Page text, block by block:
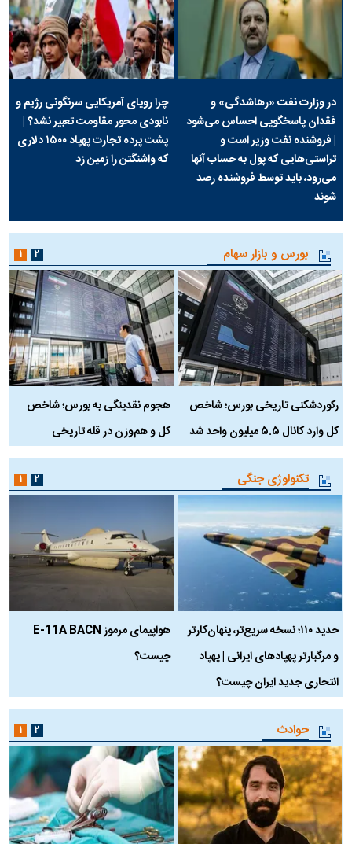
در وزارت نفت «رهاشدگی» و
فقدان پاسخگویی احساس می‌شود
| فروشنده نفت وزیر است و
تراستی‌هایی که پول به حساب آنها
می‌رود، باید توسط فروشنده رصد
شوند
چرا رویای آمریکایی سرنگونی رژیم و
نابودی محور مقاومت تعبیر نشد؟ |
پشت پرده تجارت پهپاد‌ ۱۵۰۰ دلاری
که واشنگتن را زمین زد
بورس و بازار سهام
رکوردشکنی تاریخی بورس؛ شاخص
کل وارد کانال ۵.۵ میلیون واحد شد
هجوم نقدینگی به بورس؛ شاخص
کل و هم‌وزن در قله تاریخی
۱ ۲
تکنولوژی جنگی
حدید ۱۱۰؛ نسخه سریع‌تر، پنهان‌کارتر
و مرگبارتر پهپادهای ایرانی | پهپاد
انتحاری جدید ایران چیست؟
هواپیمای مرموز E-11A BACN
چیست؟
۱ ۲
حوادث ۱ ۲